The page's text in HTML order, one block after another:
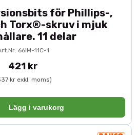
för Phillips-,
Torx®-skruv i mjuk
11 delar
66IM-11C-1
421 kr
kr exkl. moms)
Lägg i varukorg